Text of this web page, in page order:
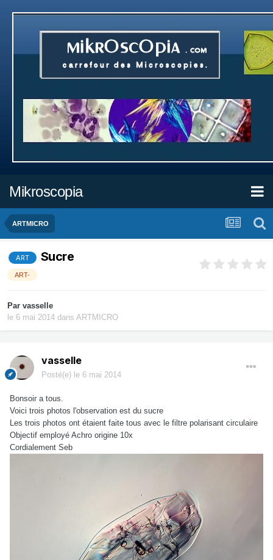
Mikroscopia
ARTMICRO
ART Sucre
ART-
Par vasselle
le 6 mai 2014 dans ARTMICRO
vasselle
Posté(e) le 6 mai 2014
Bonsoir a tous.
Voici trois photos l'observation est du sucre
Les trois photos ont étaient faite tous avec le filtre polarisant circulaire
Objectif employé Achro origine 10x
Cordialement Seb